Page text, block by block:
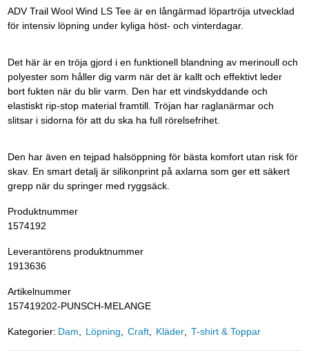
ADV Trail Wool Wind LS Tee är en långärmad löpartröja utvecklad
för intensiv löpning under kyliga höst- och vinterdagar.
Det här är en tröja gjord i en funktionell blandning av merinoull och
polyester som håller dig varm när det är kallt och effektivt leder
bort fukten när du blir varm. Den har ett vindskyddande och
elastiskt rip-stop material framtill. Tröjan har raglanärmar och
slitsar i sidorna för att du ska ha full rörelsefrihet.
Den har även en tejpad halsöppning för bästa komfort utan risk för
skav. En smart detalj är silikonprint på axlarna som ger ett säkert
grepp när du springer med ryggsäck.
Produktnummer
1574192
Leverantörens produktnummer
1913636
Artikelnummer
157419202-PUNSCH-MELANGE
Kategorier: Dam Löpning Craft Kläder T-shirt & Toppar